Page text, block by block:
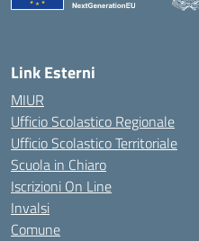
Link Esterni
MIUR
Ufficio Scolastico Regionale
Ufficio Scolastico Territoriale
Scuola in Chiaro
Iscrizioni On Line
Invalsi
Comune